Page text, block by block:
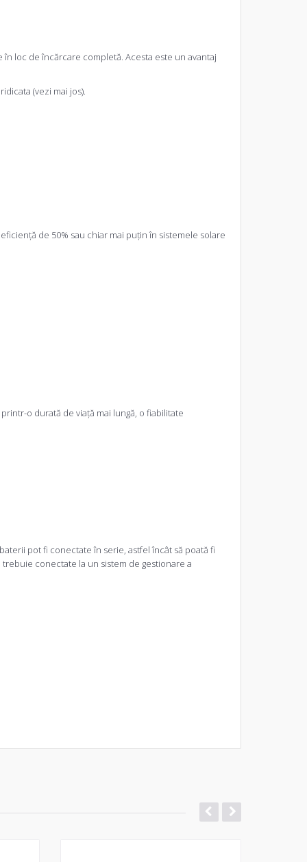
loc de încărcare completă. Acesta este un avantaj
(vezi mai jos).
de 50% sau chiar mai puțin în sistemele solare
o durată de viață mai lungă, o fiabilitate
pot fi conectate în serie, astfel încât să poată fi
conectate la un sistem de gestionare a